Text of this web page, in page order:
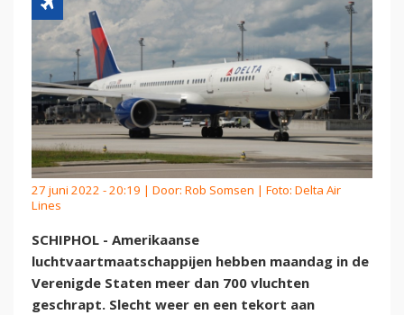
27 juni 2022 - 20:19 | Door: Rob Somsen | Foto: Delta Air
Lines
SCHIPHOL - Amerikaanse
luchtvaartmaatschappijen hebben maandag in de
Verenigde Staten meer dan 700 vluchten
geschrapt. Slecht weer en een tekort aan